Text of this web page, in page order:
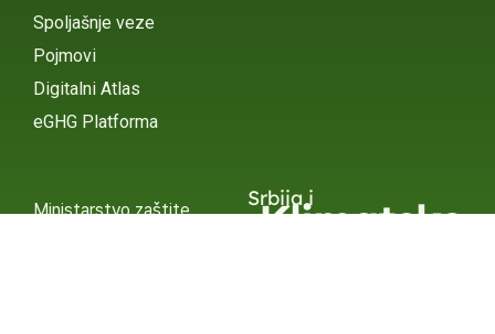
Spoljašnje veze
Pojmovi
Digitalni Atlas
eGHG Platforma
Ministarstvo zaštite
Srbija i
Klimatske